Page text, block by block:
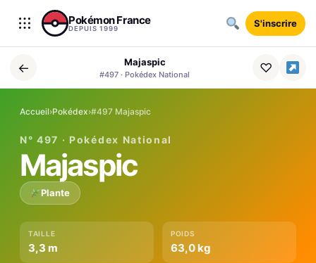
Aller au contenu
Pokémon France
DEPUIS 1999 S'inscrire
← Majaspic
#497 · Pokédex National ♡
Accueil›Pokédex›#497 Majaspic
N° 497 · Pokédex National
Majaspic
Plante
TAILLE
3,3 m
POIDS
63,0 kg